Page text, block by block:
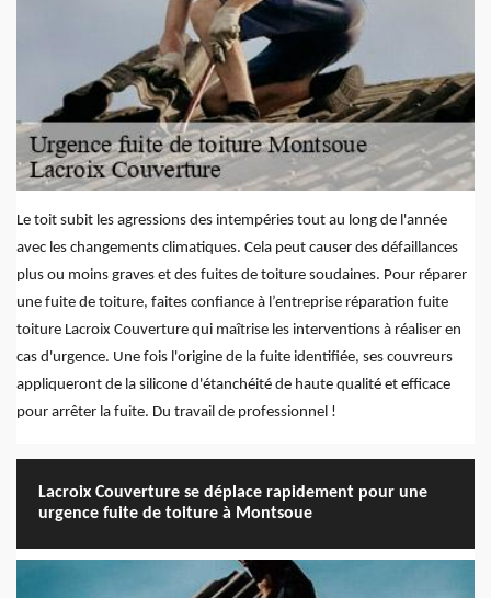
Le toit subit les agressions des intempéries tout au long de l'année
avec les changements climatiques. Cela peut causer des défaillances
plus ou moins graves et des fuites de toiture soudaines. Pour réparer
une fuite de toiture, faites confiance à l’entreprise réparation fuite
toiture Lacroix Couverture qui maîtrise les interventions à réaliser en
cas d'urgence. Une fois l'origine de la fuite identifiée, ses couvreurs
appliqueront de la silicone d'étanchéité de haute qualité et efficace
pour arrêter la fuite. Du travail de professionnel !
Lacroix Couverture se déplace rapidement pour une
urgence fuite de toiture à Montsoue